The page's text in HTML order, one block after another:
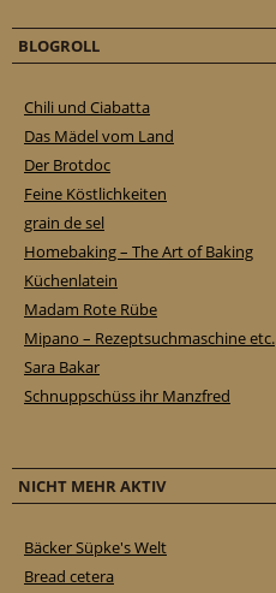
BLOGROLL
Chili und Ciabatta
Das Mädel vom Land
Der Brotdoc
Feine Köstlichkeiten
grain de sel
Homebaking – The Art of Baking
Küchenlatein
Madam Rote Rübe
Mipano – Rezeptsuchmaschine etc.
Sara Bakar
Schnuppschüss ihr Manzfred
NICHT MEHR AKTIV
Bäcker Süpke's Welt
Bread cetera